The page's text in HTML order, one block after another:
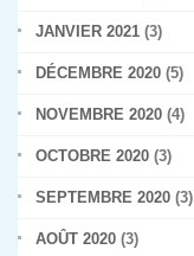
JANVIER 2021 (3)
DÉCEMBRE 2020 (5)
NOVEMBRE 2020 (4)
OCTOBRE 2020 (3)
SEPTEMBRE 2020 (3)
AOÛT 2020 (3)